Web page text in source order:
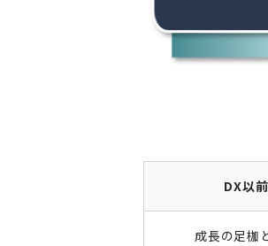
DX以
成長の足枷